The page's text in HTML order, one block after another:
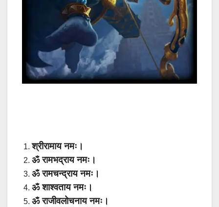
श्रीरामाय नमः।
ॐ रामभद्राय नमः।
ॐ रामचन्द्राय नमः।
ॐ शाश्वताय नमः।
ॐ राजीवलोचनाय नमः।